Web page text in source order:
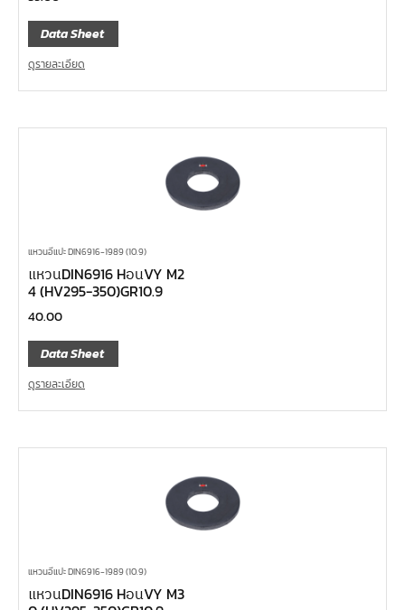
Data Sheet
ดูรายละเอียด
แหวนอีแปะ DIN6916-1989 (10.9)
แหวนDIN6916 HอนVY M2
4 (HV295-350)GR10.9
40.00
Data Sheet
ดูรายละเอียด
แหวนอีแปะ DIN6916-1989 (10.9)
แหวนDIN6916 HอนVY M3